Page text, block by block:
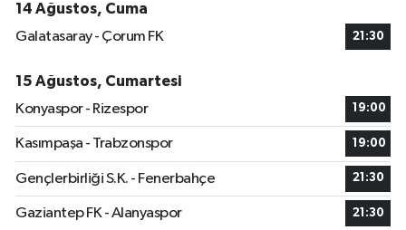
14 Ağustos, Cuma
Galatasaray - Çorum FK
21:30
15 Ağustos, Cumartesi
Konyaspor - Rizespor
19:00
Kasımpaşa - Trabzonspor 19:00
Gençlerbirliği S.K. - Fenerbahçe 21:30
Gaziantep FK - Alanyaspor 21:30